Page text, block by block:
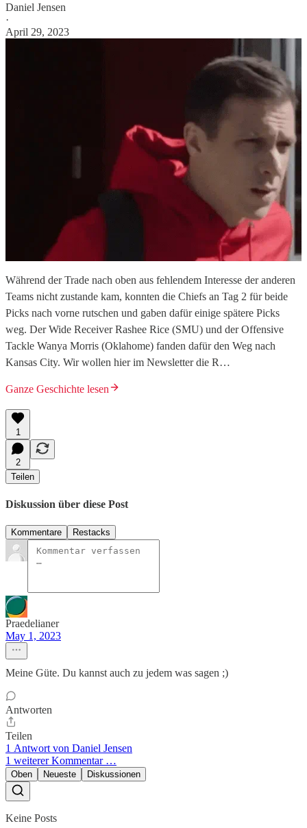
Daniel Jensen
·
April 29, 2023
Während der Trade nach oben aus fehlendem Interesse der anderen
Teams nicht zustande kam, konnten die Chiefs an Tag 2 für beide
Picks nach vorne rutschen und gaben dafür einige spätere Picks
weg. Der Wide Receiver Rashee Rice (SMU) und der Offensive
Tackle Wanya Morris (Oklahome) fanden dafür den Weg nach
Kansas City. Wir wollen hier im Newsletter die R…
Ganze Geschichte lesen
1
2
Teilen
Diskussion über diese Post
Kommentare Restacks
Praedelianer
May 1, 2023
Meine Güte. Du kannst auch zu jedem was sagen ;)
Antworten
Teilen
1 Antwort von Daniel Jensen
1 weiterer Kommentar …
Oben Neueste Diskussionen
Keine Posts